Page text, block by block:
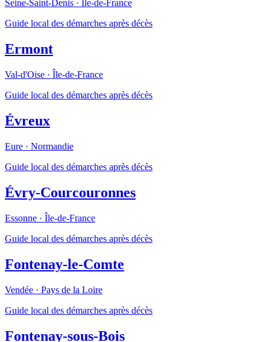
Seine-Saint-Denis · Île-de-France
Guide local des démarches après décès
Ermont
Val-d'Oise · Île-de-France
Guide local des démarches après décès
Évreux
Eure · Normandie
Guide local des démarches après décès
Évry-Courcouronnes
Essonne · Île-de-France
Guide local des démarches après décès
Fontenay-le-Comte
Vendée · Pays de la Loire
Guide local des démarches après décès
Fontenay-sous-Bois